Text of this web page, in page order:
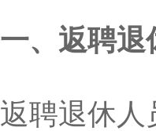
一、返聘退
返聘退休人